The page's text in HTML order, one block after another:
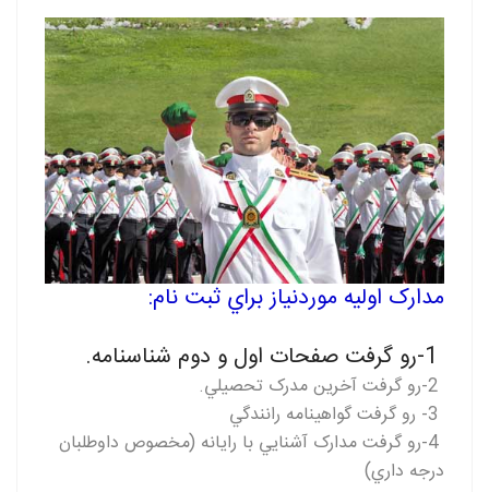
مدارک اوليه موردنياز براي ثبت نام:
-1رو گرفت صفحات اول و دوم شناسنامه.
-2رو گرفت آخرين مدرک تحصيلي.
-3 رو گرفت گواهينامه رانندگي
-4رو گرفت مدارک آشنايي با رايانه (مخصوص داوطلبان
درجه داري)